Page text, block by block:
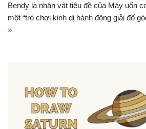
Bendy là nhân vật tiêu đề của Máy uốn
một “trò chơi kinh dị hành động giải đố
»